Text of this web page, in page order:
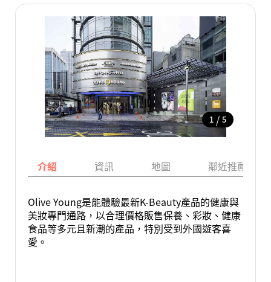
1 / 5
介紹 資訊 地圖 鄰近推薦景點
Olive Young是能體驗最新K-Beauty產品的健康與
美妝專門通路，以合理價格販售保養、彩妝、健康
食品等多元且新潮的產品，特別受到外國遊客喜
愛。